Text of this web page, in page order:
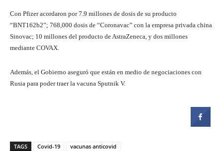
Con Pfizer acordaron por 7.9 millones de dosis de su producto
“BNT162b2”; 768,000 dosis de “Coronavac” con la empresa privada china
Sinovac; 10 millones del producto de AstraZeneca, y dos millones
mediante COVAX.
Además, el Gobierno aseguró que están en medio de negociaciones con
Rusia para poder traer la vacuna Sputnik V.
TAGS Covid-19 vacunas anticovid